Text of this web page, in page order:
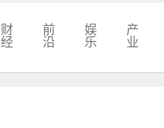
财
经
前
沿
娱
乐
产
业